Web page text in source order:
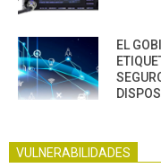
EL
VULNERABILIDADES